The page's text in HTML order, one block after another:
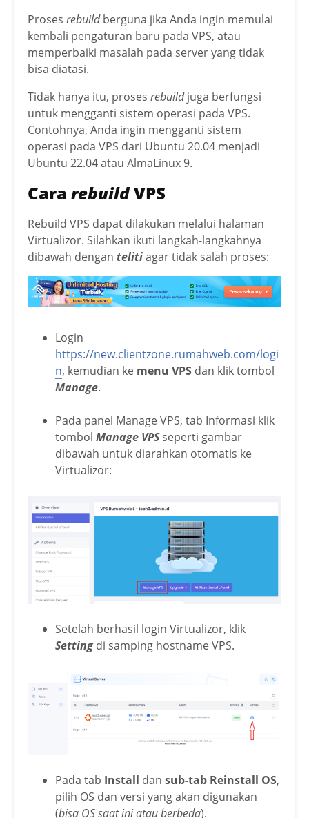
Proses rebuildberguna jika Anda ingin memulai
kembali pengaturan baru pada VPS, atau
memperbaiki masalah pada server yang tidak
bisa diatasi.
Tidak hanya itu, proses rebuildjuga berfungsi
untuk mengganti sistem operasi pada VPS.
Contohnya, Anda ingin mengganti sistem
operasi pada VPS dari Ubuntu 20.04 menjadi
Ubuntu 22.04 atau AlmaLinux 9.
Cara rebuildVPS
Rebuild VPS dapat dilakukan melalui halaman
Virtualizor. Silahkan ikuti langkah-langkahnya
dibawah dengan telitiagar tidak salah proses:
Login
https://new.clientzone.rumahweb.com/logi
n, kemudian ke menu VPS dan klik tombol
Manage.
Pada panel Manage VPS, tab Informasi klik
tombol Manage VPSseperti gambar
dibawah untuk diarahkan otomatis ke
Virtualizor:
Setelah berhasil login Virtualizor, klik
Settingdi samping hostname VPS.
Pada tab Install dan sub-tab Reinstall OS,
pilih OS dan versi yang akan digunakan
(bisa OS saat ini atau berbeda).